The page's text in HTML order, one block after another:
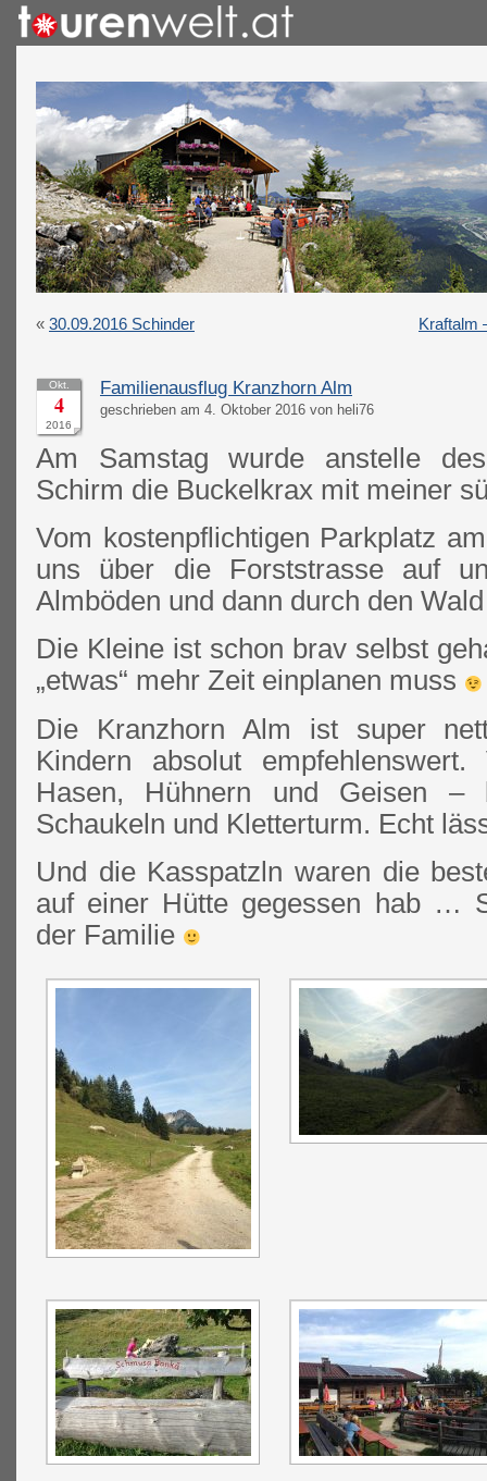
« 30.09.2016 Schinder Kraftalm
Okt.
4
2016
Familienausflug Kranzhorn Alm
geschrieben am 4. Oktober 2016 von heli76
Am Samstag wurde anstelle
Schirm die Buckelkrax mit meiner
Vom kostenpflichtigen Parkplatz
uns über die Forststrasse auf
Almböden und dann durch den
Die Kleine ist schon brav selbst
„etwas“ mehr Zeit einplanen muss
Die Kranzhorn Alm ist super
Kindern absolut
Hasen, Hühnern und Geisen
Schaukeln und Kletterturm. Echt
Und die Kasspatzln waren die
auf einer Hütte gegessen hab …
der Familie